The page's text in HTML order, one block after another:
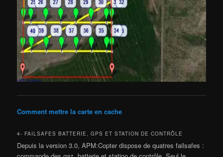
Comment mettre la carte en cache
4- FAILSAFES BATTERIE, GPS ET STATION DE CONTRÔLE
Depuis la version 3.0, APM:Copter dispose de quatres failsafes :